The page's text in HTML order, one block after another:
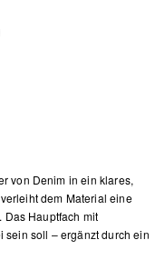
von Denim in ein klares,
dem Material eine
Das Hauptfach mit
sein soll – ergänzt durch ein